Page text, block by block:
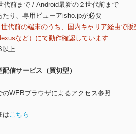
代前まで / Android最新の２世代前まで
り、専用ビューアisho.jpが必要
代前の端末のうち、国内キャリア経由で
など）にて動作確認しています
以上
信サービス（買切型）
WEBブラウザによるアクセス参照
はこちら